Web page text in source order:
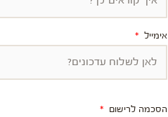
אימייל
הסכמה לרישום